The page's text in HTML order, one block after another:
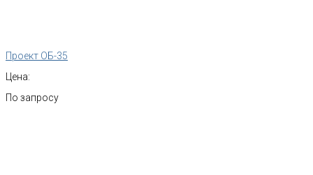
Проект ОБ-35
Цена:
По запросу